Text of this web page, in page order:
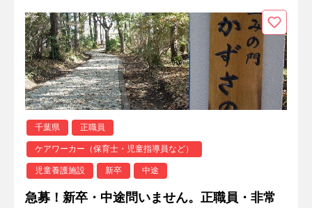
千葉県 正職員
ケアワーカー（保育士・児童指導員など）
児童養護施設 新卒 中途
急募！新卒・中途問いません。正職員・非常